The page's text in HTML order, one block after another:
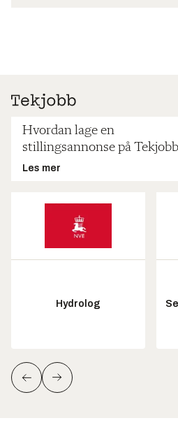
Hvordan lage en
stillingsannonse på
Les mer
Hydrolog